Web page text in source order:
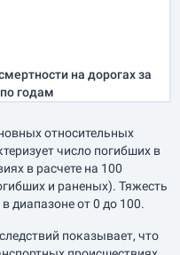
на дорогах за
по годам
относительных
число погибших в
в расчете на 100
и раненых). Тяжесть
диапазоне от 0 до 100.
показывает, что